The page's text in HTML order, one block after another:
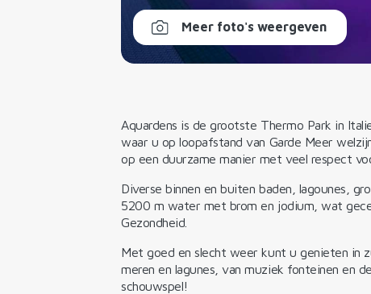
Meer foto's weergeven
Aquardens is de grootste Thermo Park in
waar u op loopafstand van Garde Meer
op een duurzame manier met veel respect
Diverse binnen en buiten baden, lagounes,
5200 m water met brom en jodium, wat
Gezondheid.
Met goed en slecht weer kunt u genieten in
meren en lagunes, van muziek fonteinen en
schouwspel!